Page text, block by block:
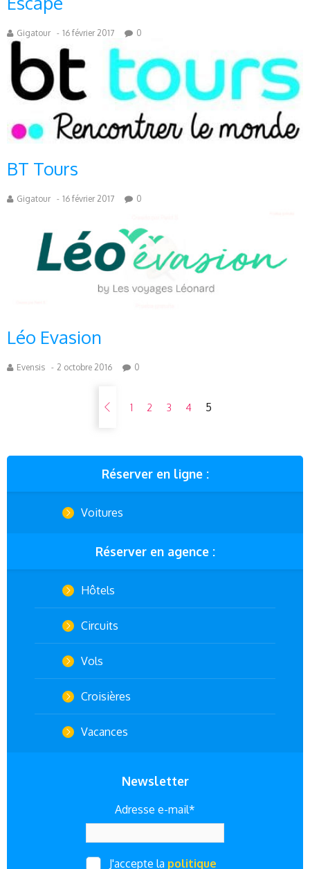
Réserver en ligne :
Voitures
Réserver en agence :
Hôtels
Circuits
Vols
Croisières
Vacances
Newsletter
Adresse e-mail*
J'accepte la politique
Gigatour - 16 février 2017 0
BT Tours
Gigatour - 16 février 2017 0
Léo Evasion
Evensis - 2 octobre 2016 0
1 2 3 4 5